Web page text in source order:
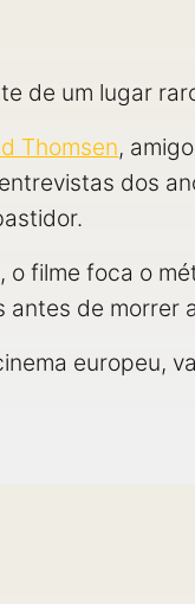
de um lugar
Thomsen,
dos
filme foca o
de morrer
europeu,